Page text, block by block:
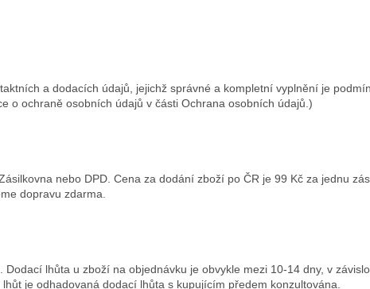
a dodacích údajů, jejichž správné a kompletní vyplnění je
o ochraně osobních údajů v části Ochrana osobních údajů.)
nebo DPD. Cena za dodání zboží po ČR je 99 Kč za jednu
dopravu zdarma.
lhůta u zboží na objednávku je obvykle mezi 10-14 dny, v
je odhadovaná dodací lhůta s kupujícím předem konzultována.